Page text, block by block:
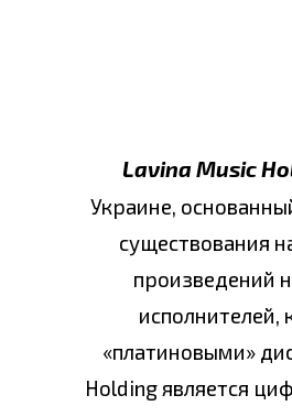
Lavina Music
Украине,
существования
произведений
«платиновыми»
Holding является